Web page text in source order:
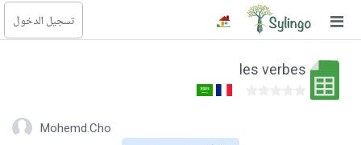
تسجيل الدخول
الصفحة الرئيسية
les verbes
Mohemd.Cho